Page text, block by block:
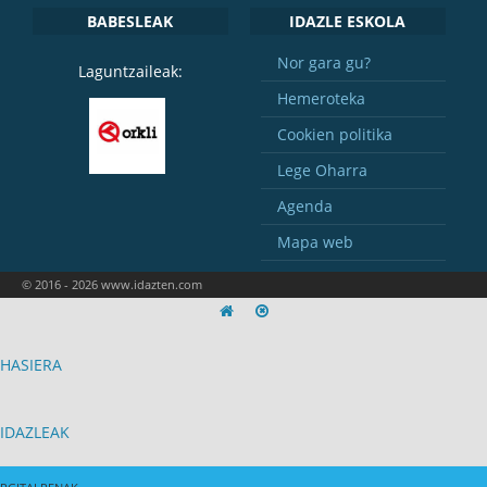
BABESLEAK
Laguntzaileak:
IDAZLE ESKOLA
Nor gara gu?
Hemeroteka
Cookien politika
Lege Oharra
Agenda
Mapa web
© 2016 - 2026 www.idazten.com
HASIERA
IDAZLEAK